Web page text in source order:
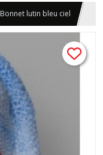
Bonnet lutin bleu ciel